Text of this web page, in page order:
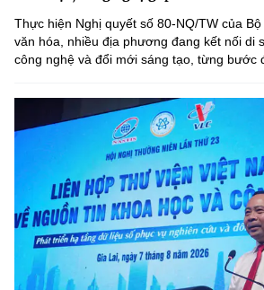
Thực hiện Nghị quyết số 80-NQ/TW của
văn hóa, nhiều địa phương đang kết nối di
công nghệ và đổi mới sáng tạo, từng bước